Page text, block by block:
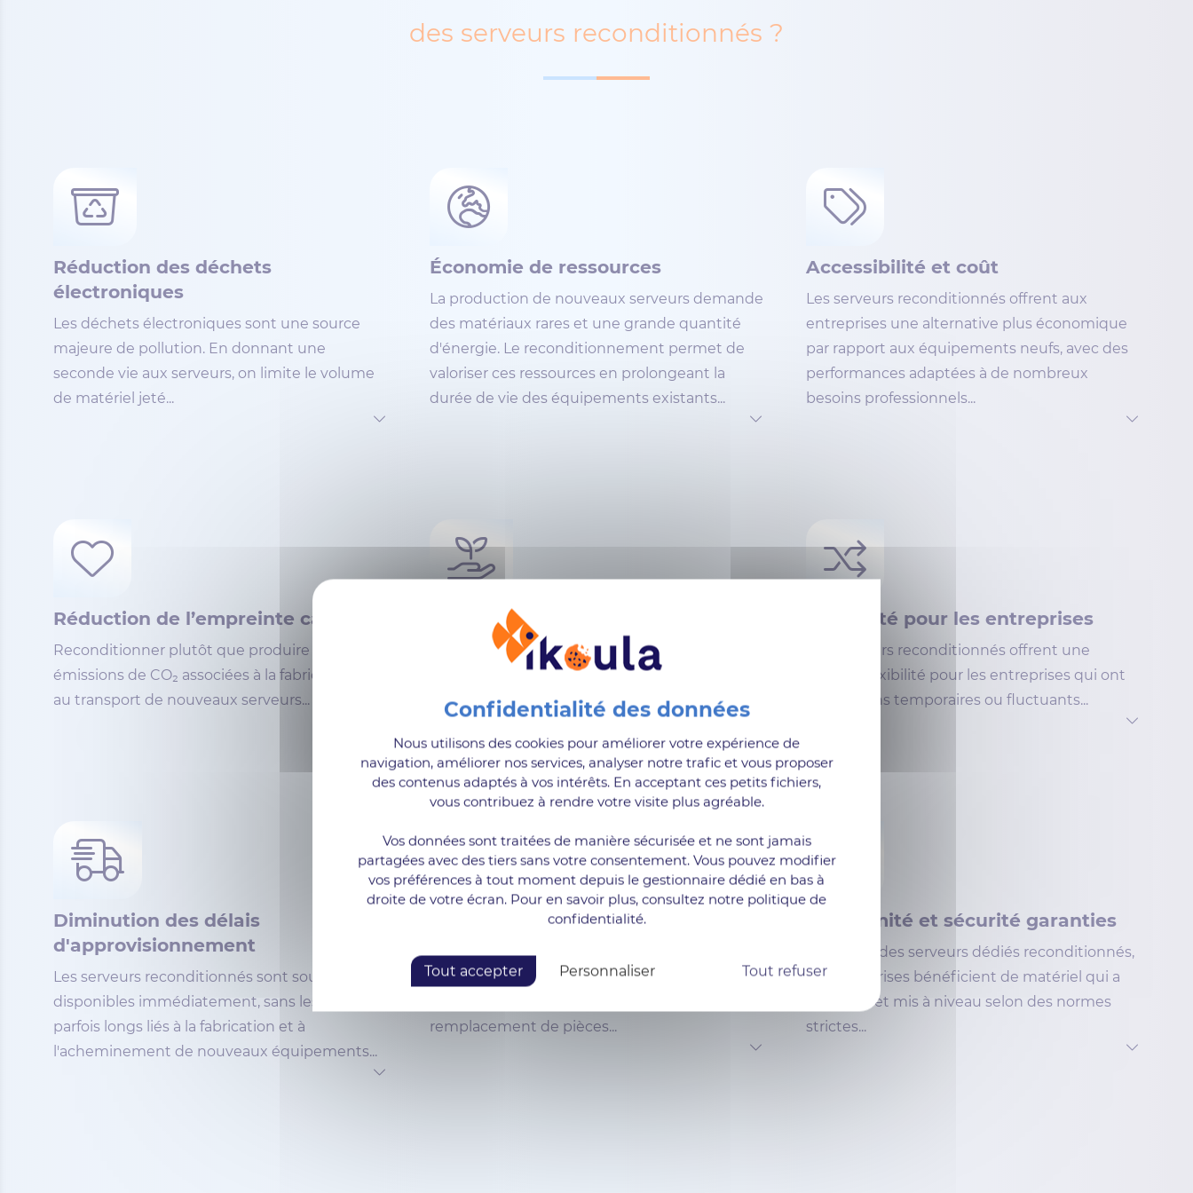
des serveurs reconditionnés ?
Réduction des déchets
électroniques
Les déchets électroniques sont une source
majeure de pollution. En donnant une
seconde vie aux serveurs, on limite le volume
de matériel jeté...
Économie de ressources
La production de nouveaux serveurs demande
des matériaux rares et une grande quantité
d'énergie. Le reconditionnement permet de
valoriser ces ressources en prolongeant la
durée de vie des équipements existants...
Accessibilité et coût
Les serveurs reconditionnés offrent aux
entreprises une alternative plus économique
par rapport aux équipements neufs, avec des
performances adaptées à de nombreux
besoins professionnels...
Réduction de l’empreinte carbone
Reconditionner plutôt que produire limite les
émissions de CO₂ associées à la fabrication et
au transport de nouveaux serveurs...
Engagement durable
En choisissant des serveurs reconditionnés, les
entreprises montrent leur engagement pour
des pratiques responsables...
Flexibilité pour les entreprises
Les serveurs reconditionnés offrent une
grande flexibilité pour les entreprises qui ont
des besoins temporaires ou fluctuants...
Diminution des délais
d'approvisionnement
Les serveurs reconditionnés sont souvent
disponibles immédiatement, sans les délais
parfois longs liés à la fabrication et à
l'acheminement de nouveaux équipements...
Maintenance facilitée
Les composants des serveurs reconditionnés
sont souvent standardisés et largement
remplacement de pièces...
Conformité et sécurité garanties
En louant des serveurs dédiés reconditionnés,
les entreprises bénéficient de matériel qui a
été testé et mis à niveau selon des normes
strictes...
Nous utilisons des cookies pour améliorer votre expérience de
navigation, améliorer nos services, analyser notre trafic et vous proposer
des contenus adaptés à vos intérêts. En acceptant ces petits fichiers,
vous contribuez à rendre votre visite plus agréable.
Vos données sont traitées de manière sécurisée et ne sont jamais
partagées avec des tiers sans votre consentement. Vous pouvez modifier
vos préférences à tout moment depuis le gestionnaire dédié en bas à
droite de votre écran. Pour en savoir plus, consultez notre politique de
confidentialité.
Tout accepter Tout refuser
Personnaliser